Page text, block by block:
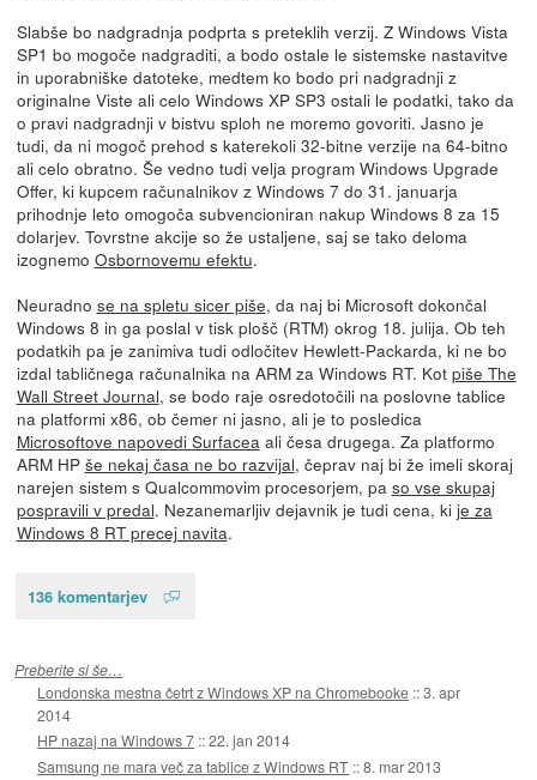
Slabše bo nadgradnja podprta s preteklih verzij. Z Windows Vista
SP1 bo mogoče nadgraditi, a bodo ostale le sistemske nastavitve
in uporabniške datoteke, medtem ko bodo pri nadgradnji z
originalne Viste ali celo Windows XP SP3 ostali le podatki, tako da
o pravi nadgradnji v bistvu sploh ne moremo govoriti. Jasno je
tudi, da ni mogoč prehod s katerekoli 32-bitne verzije na 64-bitno
ali celo obratno. Še vedno tudi velja program Windows Upgrade
Offer, ki kupcem računalnikov z Windows 7 do 31. januarja
prihodnje leto omogoča subvencioniran nakup Windows 8 za 15
dolarjev. Tovrstne akcije so že ustaljene, saj se tako deloma
izognemo Osbornovemu efektu.
Neuradno se na spletu sicer piše, da naj bi Microsoft dokončal
Windows 8 in ga poslal v tisk plošč (RTM) okrog 18. julija. Ob teh
podatkih pa je zanimiva tudi odločitev Hewlett-Packarda, ki ne bo
izdal tabličnega računalnika na ARM za Windows RT. Kot piše The
Wall Street Journal, se bodo raje osredotočili na poslovne tablice
na platformi x86, ob čemer ni jasno, ali je to posledica
Microsoftove napovedi Surfaceaali česa drugega. Za platformo
ARM HP še nekaj časa ne bo razvijal, čeprav naj bi že imeli skoraj
narejen sistem s Qualcommovim procesorjem, pa so vse skupaj
pospravili v predal. Nezanemarljiv dejavnik je tudi cena, ki je za
Windows 8 RT precej navita.
136 komentarjev
Preberite si še…
Londonska mestna četrt z Windows XP na Chromebooke ::3. apr
2014
HP nazaj na Windows 7 ::22. jan 2014
Samsung ne mara več za tablice z Windows RT ::8. mar 2013